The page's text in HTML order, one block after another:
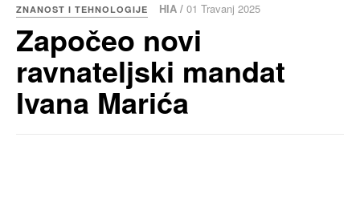
ZNANOST I TEHNOLOGIJE HIA / 01 Travanj 2025
Započeo novi
ravnateljski mandat
Ivana Marića